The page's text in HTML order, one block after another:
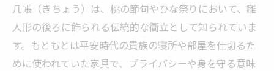
几帳（きちょう）は、桃の節句やひな祭りにおいて、雛
人形の後ろに飾られる伝統的な衝立として知られていま
す。もともとは平安時代の貴族の寝所や部屋を仕切るた
めに使われていた家具で、プライバシーや身を守る意味